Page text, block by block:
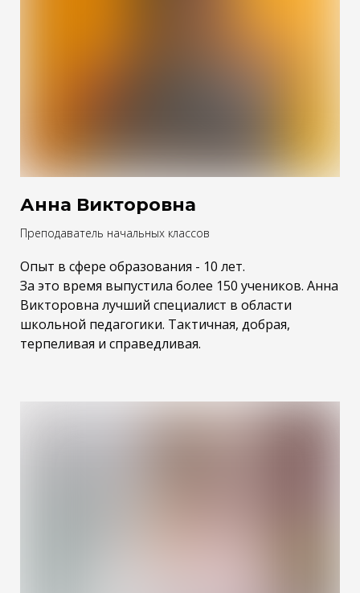
Анна Викторовна
Преподаватель начальных классов
Опыт в сфере образования - 10 лет.
За это время выпустила более 150 учеников. Анна
Викторовна лучший специалист в области
школьной педагогики. Тактичная, добрая,
терпеливая и справедливая.